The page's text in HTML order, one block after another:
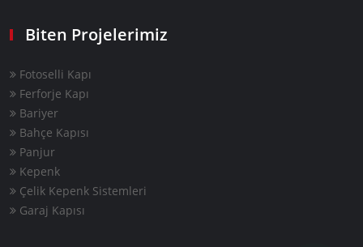
Biten Projelerimiz
Fotoselli Kapı
Ferforje Kapı
Bariyer
Bahçe Kapısı
Panjur
Kepenk
Çelik Kepenk Sistemleri
Garaj Kapısı